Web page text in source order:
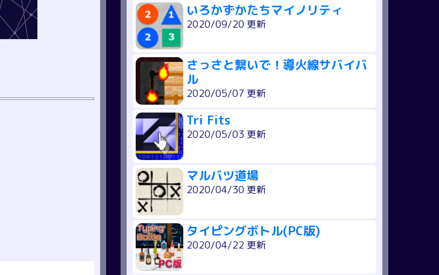
いろかずかたちマイノリティ
2020/09/20 更新
さっさと繋いで！導火線サバイバ
ル
2020/05/07 更新
Tri Fits
2020/05/03 更新
マルバツ道場
2020/04/30 更新
タイピングボトル(PC版)
2020/04/22 更新